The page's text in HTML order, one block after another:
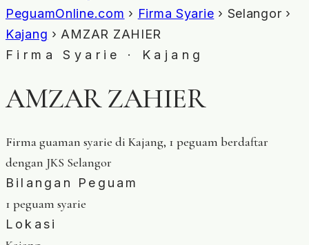
PeguamOnline.com › Firma Syarie › Selangor ›
Kajang › AMZAR ZAHIER
Firma Syarie · Kajang
AMZAR ZAHIER
Firma guaman syarie di Kajang, 1 peguam berdaftar
dengan JKS Selangor
Bilangan Peguam
1 peguam syarie
Lokasi